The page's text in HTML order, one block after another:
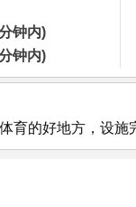
钟内)
钟内)
育的好地方，设施